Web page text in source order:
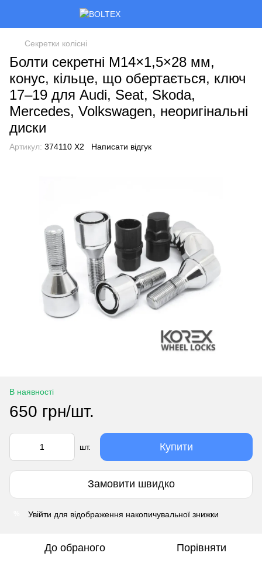
Секретки колісні
Болти секретні M14×1,5×28 мм,
конус, кільце, що обертається, ключ
17–19 для Audi, Seat, Skoda,
Mercedes, Volkswagen, неоригінальні
диски
Артикул: 374110 X2 Написати відгук
В наявності
650 грн/шт.
шт. Купити
Замовити швидко
Увійти для відображення накопичувальної знижки
До обраного Порівняти